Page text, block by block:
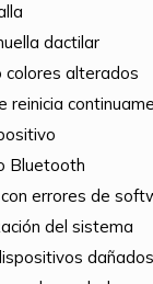
dactilar
colores alterados
reinicia
Bluetooth
errores de
del sistema
dañados